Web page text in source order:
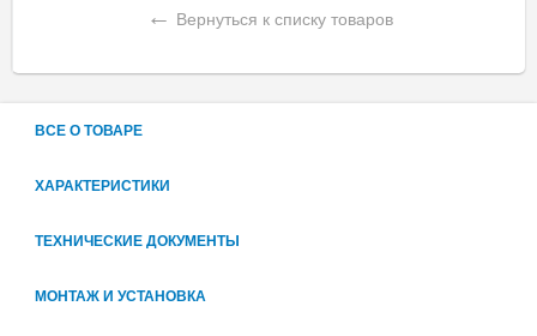
← Вернуться к списку товаров
ВСЕ О ТОВАРЕ
ХАРАКТЕРИСТИКИ
ТЕХНИЧЕСКИЕ ДОКУМЕНТЫ
МОНТАЖ И УСТАНОВКА